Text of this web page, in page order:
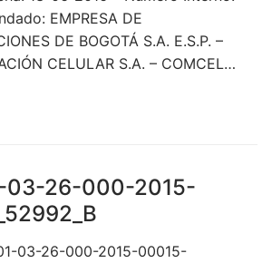
EMPRESA DE
DE BOGOTÁ S.A. E.S.P. –
CELULAR S.A. – COMCEL…
03-26-000-2015-
03-26-000-2015-00015-